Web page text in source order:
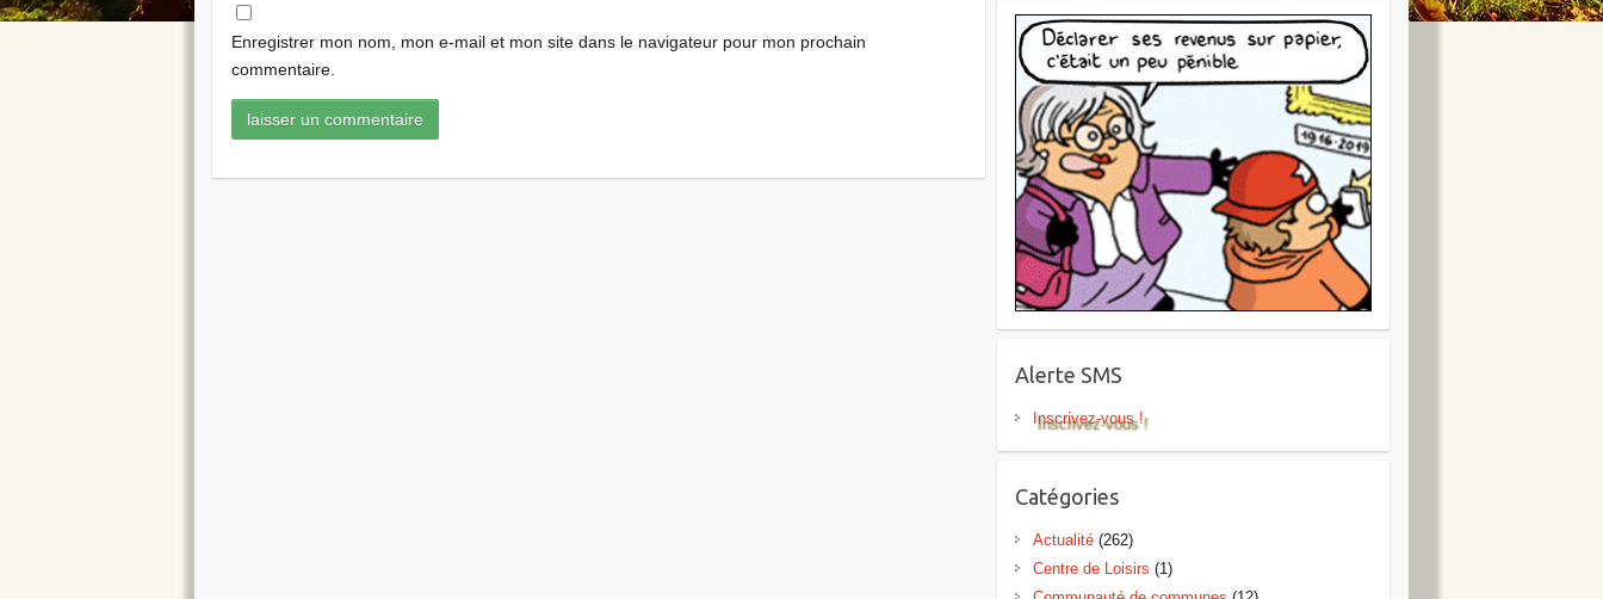
Enregistrer mon nom, mon e-mail et mon site dans le navigateur pour mon prochain
commentaire.
Alerte SMS
Inscrivez-vous !
Catégories
Actualité (262)
Centre de Loisirs (1)